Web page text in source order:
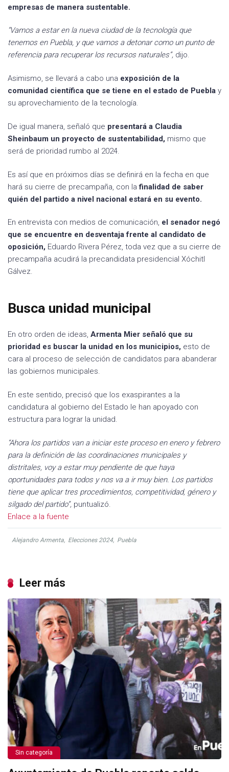
empresas de manera sustentable.
“Vamos a estar en la nueva ciudad de la tecnología que
tenemos en Puebla, y que vamos a detonar como un punto de
referencia para recuperar los recursos naturales”, dijo.
Asimismo, se llevará a cabo una exposición de la
comunidad científica que se tiene en el estado de Puebla y
su aprovechamiento de la tecnología.
De igual manera, señaló que presentará a Claudia
Sheinbaum un proyecto de sustentabilidad, mismo que
será de prioridad rumbo al 2024.
Es así que en próximos días se definirá en la fecha en que
hará su cierre de precampaña, con lafinalidad de saber
quién del partido a nivel nacional estará en su evento.
En entrevista con medios de comunicación, el senador negó
que se encuentre en desventaja frente al candidato de
oposición, Eduardo Rivera Pérez, toda vez que a su cierre de
precampaña acudirá la precandidata presidencial Xóchitl
Gálvez.
Busca unidad municipal
En otro orden de ideas, Armenta Mier señaló que su
prioridad es buscar la unidad en los municipios, esto de
cara al proceso de selección de candidatos para abanderar
las gobiernos municipales.
En este sentido, precisó que los exaspirantes a la
candidatura al gobierno del Estado le han apoyado con
estructura para lograr la unidad.
“Ahora los partidos van a iniciar este proceso en enero y febrero
para la definición de las coordinaciones municipales y
distritales, voy a estar muy pendiente de que haya
oportunidades para todos y nos va a ir muy bien. Los partidos
tiene que aplicar tres procedimientos, competitividad, género y
silgado del partido”, puntualizó.
Enlace a la fuente
Alejandro Armenta, Elecciones 2024, Puebla
Leer más
Sin categoría